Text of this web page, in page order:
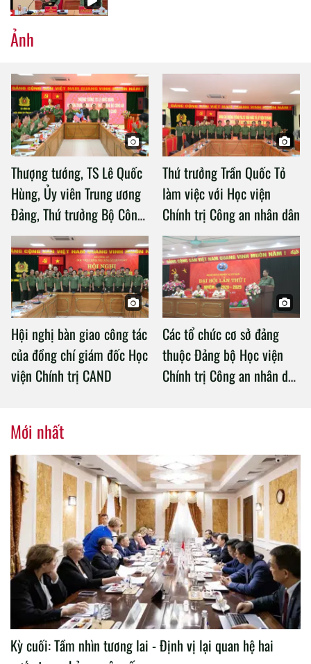
Ảnh
Thượng tướng, TS Lê Quốc
Hùng, Ủy viên Trung ương
Đảng, Thứ trưởng Bộ Công
an làm việc với Học viện
Chính trị Công an nhân dân
Thứ trưởng Trần Quốc Tỏ
làm việc với Học viện
Chính trị Công an nhân dân
Hội nghị bàn giao công tác
của đồng chí giám đốc Học
viện Chính trị CAND
Các tổ chức cơ sở đảng
thuộc Đảng bộ Học viện
Chính trị Công an nhân dân
Mới nhất
Kỳ cuối: Tầm nhìn tương lai - Định vị lại quan hệ hai